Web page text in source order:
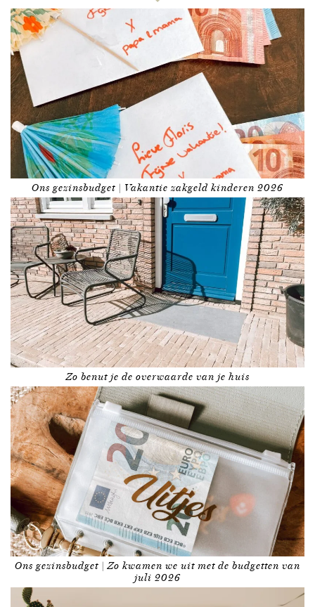
Ons gezinsbudget | Vakantie zakgeld kinderen 2026
Zo benut je de overwaarde van je huis
Ons gezinsbudget | Zo kwamen we uit met de budgetten van
juli 2026